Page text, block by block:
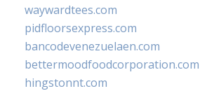
waywardtees.com
pidfloorsexpress.com
bancodevenezuelaen.com
bettermoodfoodcorporation.com
hingstonnt.com